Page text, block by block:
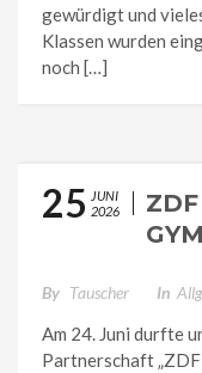
gewürdigt und
Klassen wurden
noch […]
25 JUNI
2026
By Tauscher In
Am 24. Juni durfte
Partnerschaft „ZDF